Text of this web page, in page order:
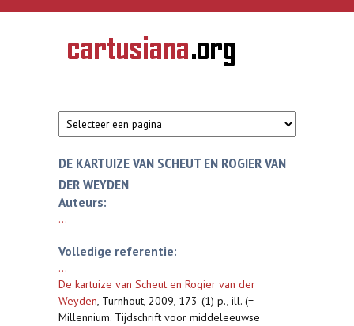
Overslaan en naar de inhoud gaan
CARTUSIANA
Geschiedenis
van de
DE KARTUIZE VAN SCHEUT EN ROGIER VAN
DER WEYDEN
Auteurs:
...
Volledige referentie:
...
De kartuize van Scheut en Rogier van der
Weyden, Turnhout, 2009, 173-(1) p., ill. (=
Millennium. Tijdschrift voor middeleeuwse